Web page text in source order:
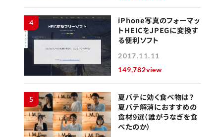
4
iPhone写真のフォーマッ
トHEICをJPEGに変換す
る便利ソフト
2017.11.11
149,782view
5
夏バテに効く食べ物は？
夏バテ解消におすすめの
食材9選（誰がうなぎを食
べたのか）